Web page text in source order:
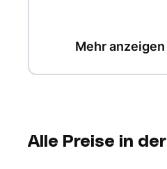
Mehr anzeigen
Alle Preise in